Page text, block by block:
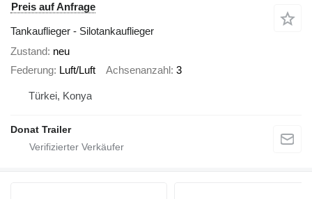
Preis auf Anfrage
Tankauflieger - Silotankauflieger
Zustand neu
Federung Luft/Luft Achsenanzahl 3
Türkei, Konya
Donat Trailer